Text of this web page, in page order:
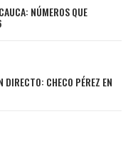
NÚMEROS QUE
CHECO PÉREZ EN